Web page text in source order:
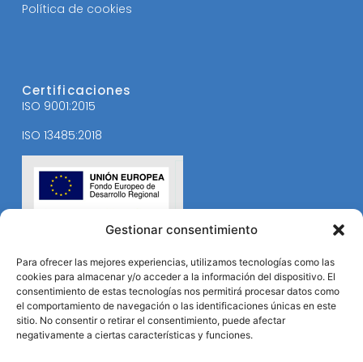
Gestionar consentimiento
Para ofrecer las mejores experiencias, utilizamos tecnologías como las
cookies para almacenar y/o acceder a la información del dispositivo. El
consentimiento de estas tecnologías nos permitirá procesar datos como
el comportamiento de navegación o las identificaciones únicas en este
sitio. No consentir o retirar el consentimiento, puede afectar
negativamente a ciertas características y funciones.
Política de cookies
Certificaciones
ISO 9001:2015
ISO 13485:2018